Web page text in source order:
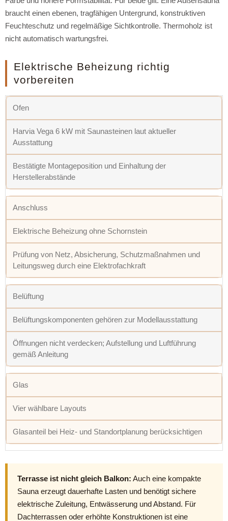
braucht einen ebenen, tragfähigen Untergrund, konstruktiven
Feuchteschutz und regelmäßige Sichtkontrolle. Thermoholz ist
nicht automatisch wartungsfrei.
Elektrische Beheizung richtig
vorbereiten
Ofen
Harvia Vega 6 kW mit Saunasteinen laut aktueller
Ausstattung
Bestätigte Montageposition und Einhaltung der
Herstellerabstände
Anschluss
Elektrische Beheizung ohne Schornstein
Prüfung von Netz, Absicherung, Schutzmaßnahmen und
Leitungsweg durch eine Elektrofachkraft
Belüftung
Belüftungskomponenten gehören zur Modellausstattung
Öffnungen nicht verdecken; Aufstellung und Luftführung
gemäß Anleitung
Glas
Vier wählbare Layouts
Glasanteil bei Heiz- und Standortplanung berücksichtigen
Terrasse ist nicht gleich Balkon: Auch eine kompakte
Sauna erzeugt dauerhafte Lasten und benötigt sichere
elektrische Zuleitung, Entwässerung und Abstand. Für
Dachterrassen oder erhöhte Konstruktionen ist eine